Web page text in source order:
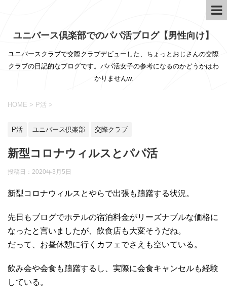
ユニバース倶楽部でのパパ活ブログ【男性向け】
ユニバースクラブで交際クラブデビューした、ちょっとおじさんの交際
クラブの日記的なブログです。パパ活女子の参考になるのかどうかはわ
かりませんw.
HOME > P活 >
P活 ユニバース倶楽部 交際クラブ
新型コロナウィルスとパパ活
投稿日： 2020年3月5日
新型コロナウィルスとやらで出張も躊躇する状況。
先日もブログでホテルの宿泊料金がリーズナブルな価格に
なったと言いましたが、飲食店も大変そうだね。
だって、お昼休憩に行くカフェでさえも空いている。
飲み会や会食も躊躇するし、実際に会食キャンセルも経験
している。